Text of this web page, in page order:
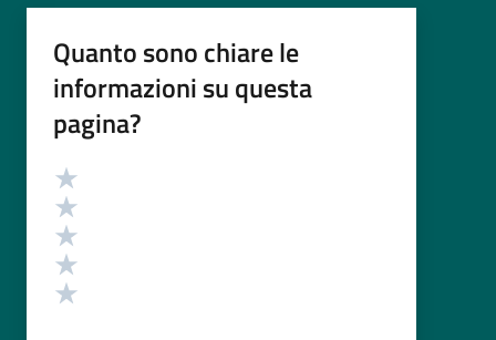
Quanto sono chiare le
informazioni su questa
pagina?
Valutazione